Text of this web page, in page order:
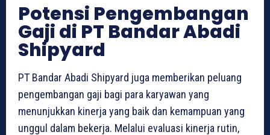
Potensi Pengembangan
Gaji di PT Bandar Abadi
Shipyard
PT Bandar Abadi Shipyard juga memberikan peluang
pengembangan gaji bagi para karyawan yang
menunjukkan kinerja yang baik dan kemampuan yang
unggul dalam bekerja. Melalui evaluasi kinerja rutin,